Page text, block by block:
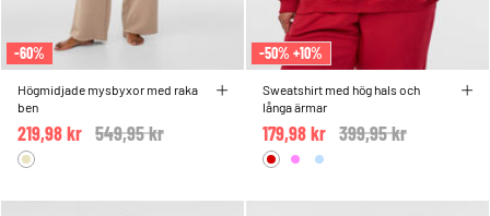
-60%
Högmidjade mysbyxor med raka
ben
Price reduced from
549,95 kr
219,98 kr
-50% +10%
Sweatshirt med hög hals och
långa ärmar
Price reduced from
399,95 kr
179,98 kr